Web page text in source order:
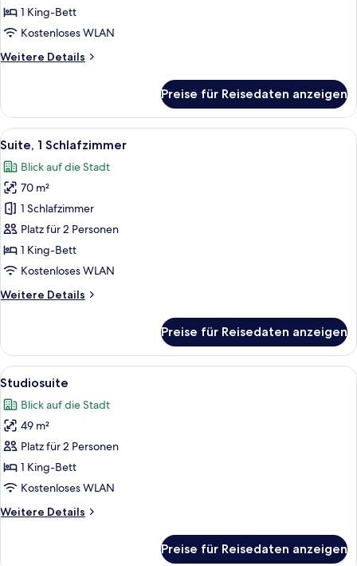
1 King-Bett
Kostenloses WLAN
Weitere Details
Weitere
Buchtblick
Preise für Reisedaten anzeigen
Alle
Fotos
für
Suite,
Schlafzimmer
anzeigen
Ein Hotelzimmer mit einem Bett,
4
Suite, 1 Schlafzimmer
Blick auf die Stadt
70 m²
1 Schlafzimmer
Platz für 2 Personen
1 King-Bett
Kostenloses WLAN
Weitere Details
Weitere
1
Schlafzimmer
Preise für Reisedaten anzeigen
Alle
Fotos
für
Studiosuite
anzeigen
Ein Zimmer mit einem großen Bett,
4
Studiosuite
Blick auf die Stadt
49 m²
Platz für 2 Personen
1 King-Bett
Kostenloses WLAN
Weitere Details
Weitere
Preise für Reisedaten anzeigen